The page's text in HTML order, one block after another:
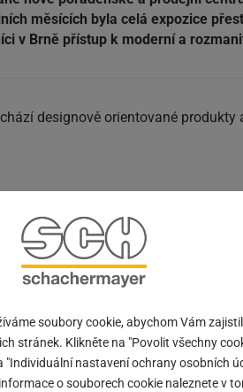
soubory cookie, abychom Vám
stránek. Klikněte na "Povolit všechny
nastavení ochrany osobních
o souborech cookie naleznete v
měsících byla celá expozice
v Brně přístup k moderní a
designově orientované produkty
využití. Zájemci také získají
svým stylem a extravagancí.
vaše srdce touží, od nápadů na
a motivovat podle libosti.
dostalo také nářadí a bezpečnost
nabídku vysoce kvalitních
otevření nově navrženého